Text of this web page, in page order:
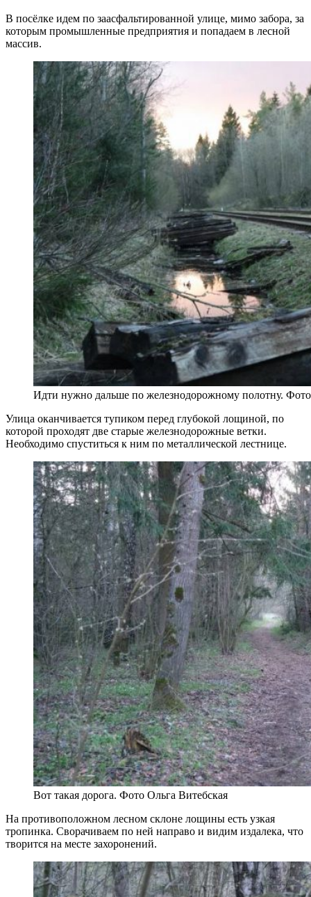
В посёлке идем по заасфальтированной улице, мимо забора, за
которым промышленные предприятия и попадаем в лесной
массив.
Идти нужно дальше по железнодорожному полотну.
Улица оканчивается тупиком перед глубокой лощиной, по
которой проходят две старые железнодорожные ветки.
Необходимо спуститься к ним по металлической лестнице.
Вот такая дорога. Фото Ольга Витебская
На противоположном лесном склоне лощины есть узкая
тропинка. Сворачиваем по ней направо и видим издалека, что
творится на месте захоронений.